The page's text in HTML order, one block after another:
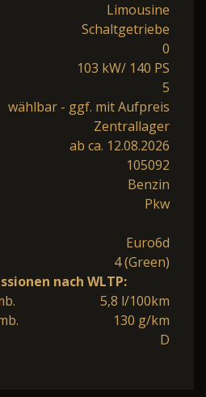
Limousine
Schaltgetriebe
0
103 kW/ 140 PS
5
wählbar - ggf. mit Aufpreis
Zentrallager
ab ca. 12.08.2026
105092
Benzin
Pkw
Euro6d
4 (Green)
nach WLTP:
5,8 l/100km
130 g/km
D